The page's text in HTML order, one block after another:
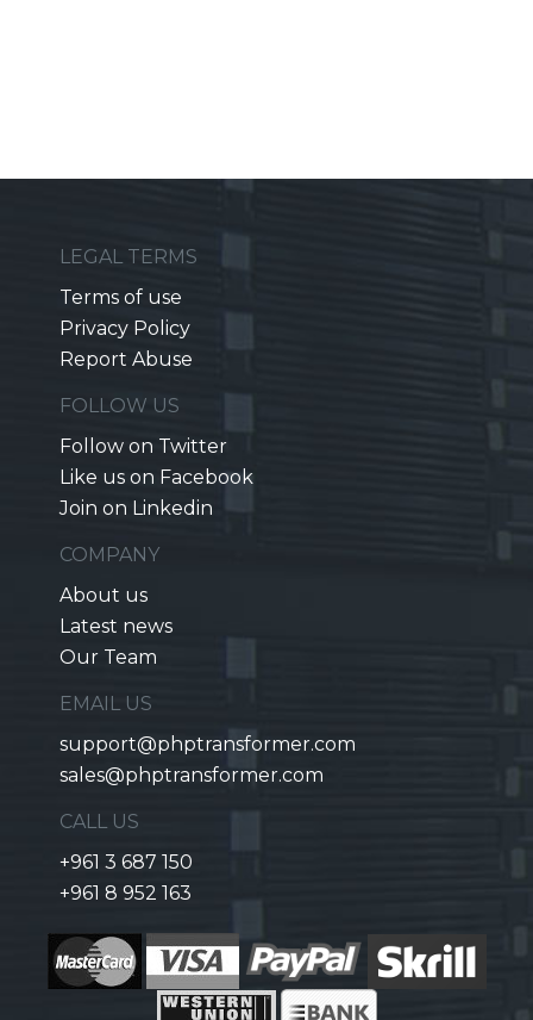
LEGAL TERMS
Terms of use
Privacy Policy
Report Abuse
FOLLOW US
Follow on Twitter
Like us on Facebook
Join on Linkedin
COMPANY
About us
Latest news
Our Team
EMAIL US
support@phptransformer.com
sales@phptransformer.com
CALL US
+961 3 687 150
+961 8 952 163